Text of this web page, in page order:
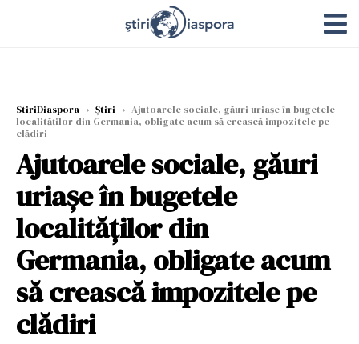
StiriDiaspora › Știri › Ajutoarele sociale, găuri uriașe în bugetele
localităților din Germania, obligate acum să crească impozitele pe
clădiri
Ajutoarele sociale, găuri
uriașe în bugetele
localităților din
Germania, obligate acum
să crească impozitele pe
clădiri